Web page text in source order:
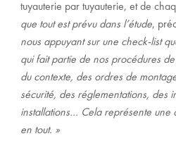
tuyauterie par tuyauterie, et de
que tout est prévu dans l’étude,
nous appuyant sur une check-list
qui fait partie de nos procédures
du contexte, des ordres de
sécurité, des réglementations, des
installations… Cela représente une
en tout. »